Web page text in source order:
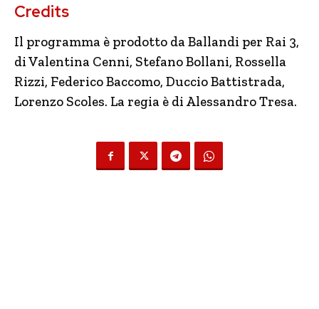
Credits
Il programma è prodotto da Ballandi per Rai 3,
di Valentina Cenni, Stefano Bollani, Rossella
Rizzi, Federico Baccomo, Duccio Battistrada,
Lorenzo Scoles. La regia è di Alessandro Tresa.